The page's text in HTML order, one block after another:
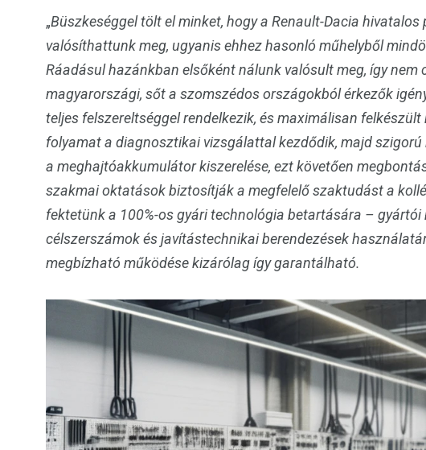
„Büszkeséggel tölt el minket, hogy a Renault-Dacia
valósíthattunk meg, ugyanis ehhez hasonló műhelyből
Ráadásul hazánkban elsőként nálunk valósult meg, így nem
magyarországi, sőt a szomszédos országokból érkezők
teljes felszereltséggel rendelkezik, és maximálisan
folyamat a diagnosztikai vizsgálattal kezdődik, majd
a meghajtóakkumulátor kiszerelése, ezt követően
szakmai oktatások biztosítják a megfelelő szaktudást a
fektetünk a 100%-os gyári technológia betartására –
célszerszámok és javítástechnikai berendezések
megbízható működése kizárólag így garantálható.